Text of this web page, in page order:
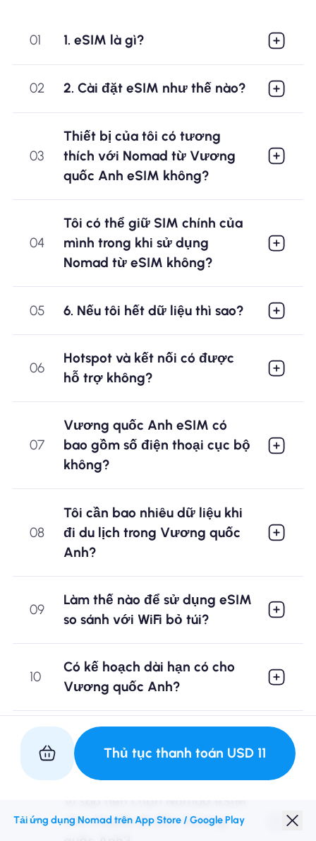
01 1. eSIM là gì?
02 2. Cài đặt eSIM như thế nào?
03
Thiết bị của tôi có tương
thích với Nomad từ Vương
quốc Anh eSIM không?
04
Tôi có thể giữ SIM chính của
mình trong khi sử dụng
Nomad từ eSIM không?
05 6. Nếu tôi hết dữ liệu thì sao?
06
Hotspot và kết nối có được
hỗ trợ không?
07
Vương quốc Anh eSIM có
bao gồm số điện thoại cục bộ
không?
08
Tôi cần bao nhiêu dữ liệu khi
đi du lịch trong Vương quốc
Anh?
09
Làm thế nào để sử dụng eSIM
so sánh với WiFi bỏ túi?
10
Có kế hoạch dài hạn có cho
Vương quốc Anh?
eSIM tốt nhất cho Vương
quốc Anh là gì?
12
cho chuyến đi đến Vương
Thủ tục thanh toán USD11
Tải ứng dụng Nomad trên App Store / Google Play